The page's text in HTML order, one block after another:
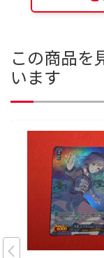
この商品を
います